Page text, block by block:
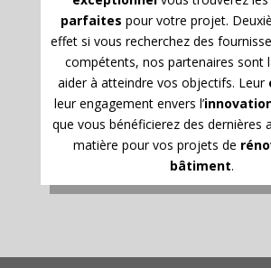
parfaites pour votre projet.
effet si vous recherchez des
compétents, nos partenaires sont
aider à atteindre vos objectifs. Leur
leur engagement envers l’
que vous bénéficierez des dernières
matière pour vos projets de
bâtiment.